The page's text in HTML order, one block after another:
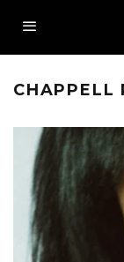
CHAPPELL